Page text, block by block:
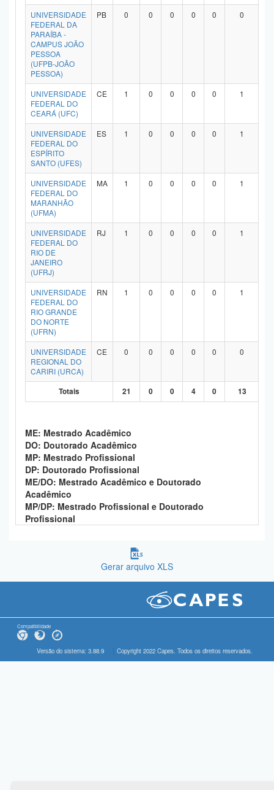
UNIVERSIDADE
FEDERAL DA
PARAÍBA -
CAMPUS JOÃO
PESSOA
(UFPB-JOÃO
PESSOA)
PB 0 0 0 0 0 0
UNIVERSIDADE
FEDERAL DO
CEARÁ (UFC)
CE 1 0 0 0 0 1
UNIVERSIDADE
FEDERAL DO
ESPÍRITO
SANTO (UFES)
ES 1 0 0 0 0 1
UNIVERSIDADE
FEDERAL DO
MARANHÃO
(UFMA)
MA 1 0 0 0 0 1
UNIVERSIDADE
FEDERAL DO
RIO DE
JANEIRO
(UFRJ)
RJ 1 0 0 0 0 1
UNIVERSIDADE
FEDERAL DO
RIO GRANDE
DO NORTE
(UFRN)
RN 1 0 0 0 0 1
UNIVERSIDADE
REGIONAL DO
CARIRI (URCA)
CE 0 0 0 0 0 0
Totais 21 0 0 4 0 13
ME: Mestrado Acadêmico
DO: Doutorado Acadêmico
MP: Mestrado Profissional
DP: Doutorado Profissional
ME/DO: Mestrado Acadêmico e Doutorado
Acadêmico
MP/DP: Mestrado Profissional e Doutorado
Profissional
Gerar arquivo XLS
Compatibilidade
Versão do sistema: 3.88.9 Copyright 2022 Capes. Todos os direitos reservados.